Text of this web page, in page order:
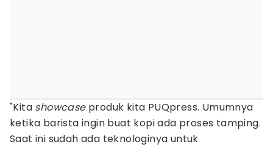
"Kita showcaseproduk kita PUQpress. Umumnya
ketika barista ingin buat kopi ada proses tamping.
Saat ini sudah ada teknologinya untuk